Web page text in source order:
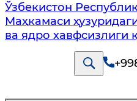
Ўзбекистон
Маҳкамаси
ва ядро хавфсизлиги